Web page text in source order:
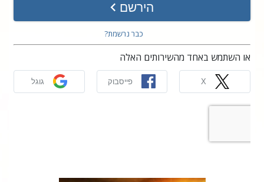
הירשם
כבר נרשמת?
או השתמש באחד מהשירותים האלה
X פייסבוק גוגל